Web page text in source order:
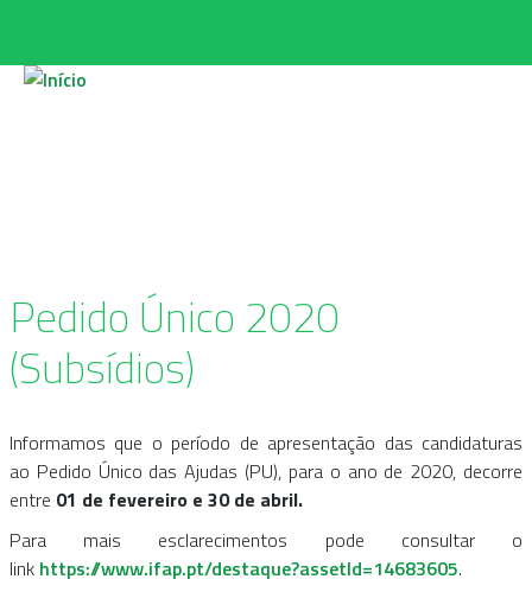
Pedido Único 2020
(Subsídios)
Informamos que o período de apresentação das candidaturas
ao Pedido Único das Ajudas (PU), para o ano de 2020, decorre
entre 01 de fevereiro e 30 de abril.
Para mais esclarecimentos pode consultar o
link https://www.ifap.pt/destaque?assetId=14683605.